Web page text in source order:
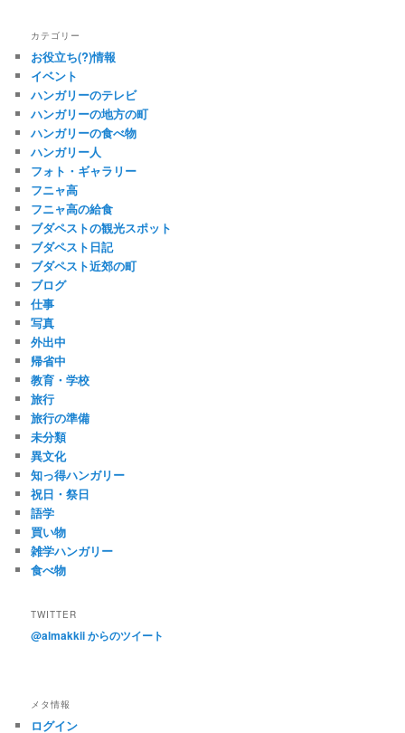
カテゴリー
お役立ち(?)情報
イベント
ハンガリーのテレビ
ハンガリーの地方の町
ハンガリーの食べ物
ハンガリー人
フォト・ギャラリー
フニャ高
フニャ高の給食
ブダペストの観光スポット
ブダペスト日記
ブダペスト近郊の町
ブログ
仕事
写真
外出中
帰省中
教育・学校
旅行
旅行の準備
未分類
異文化
知っ得ハンガリー
祝日・祭日
語学
買い物
雑学ハンガリー
食べ物
TWITTER
@almakkii からのツイート
メタ情報
ログイン